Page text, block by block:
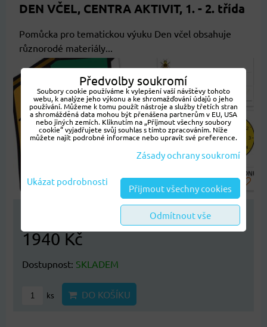
DEN VČEL, CENTRA AKTIVIT, 1. - 2. třída
Pomůcka pro tematickou výuku Den včel obsahuje
různorodé materiály...
1940 Kč
Dostupnost: SKLADEM
ks DO KOŠÍKU
Předvolby soukromí
Soubory cookie používáme k vylepšení vaší návštěvy tohoto
webu, k analýze jeho výkonu a ke shromažďování údajů o jeho
používání. Můžeme k tomu použít nástroje a služby třetích stran
a shromážděná data mohou být přenášena partnerům v EU, USA
nebo jiných zemích. Kliknutím na „Přijmout všechny soubory
cookie“ vyjadřujete svůj souhlas s tímto zpracováním. Níže
můžete najít podrobné informace nebo upravit své preference.
Zásady ochrany soukromí
Ukázat podrobnosti
Přijmout všechny cookies
Odmítnout vše